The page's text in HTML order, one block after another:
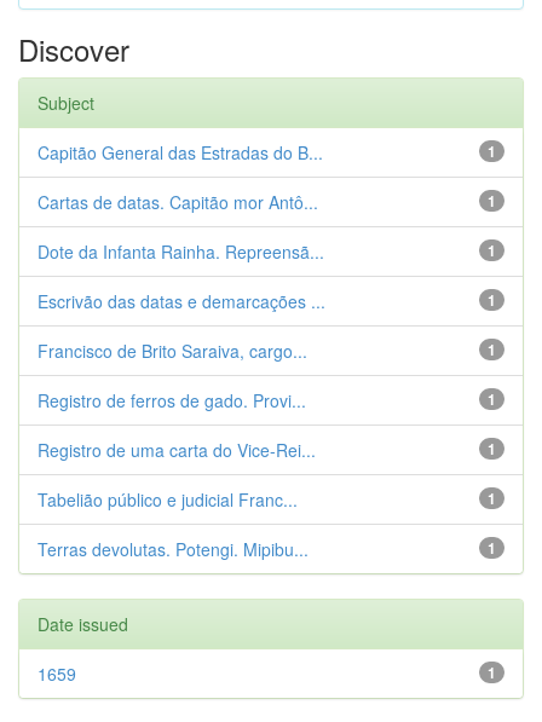
Discover
Subject
1
Capitão General das Estradas do B...
1
Cartas de datas. Capitão mor Antô...
1
Dote da Infanta Rainha. Repreensã...
1
Escrivão das datas e demarcações ...
1
Francisco de Brito Saraiva, cargo...
1
Registro de ferros de gado. Provi...
1
Registro de uma carta do Vice-Rei...
1
Tabelião público e judicial Franc...
1
Terras devolutas. Potengi. Mipibu...
Date issued
1
1659